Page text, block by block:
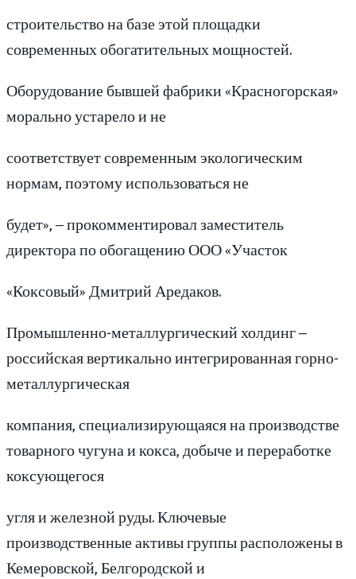
строительство на базе этой площадки
современных обогатительных мощностей.
Оборудование бывшей фабрики «Красногорская»
морально устарело и не
соответствует современным экологическим
нормам, поэтому использоваться не
будет», – прокомментировал заместитель
директора по обогащению ООО «Участок
«Коксовый» Дмитрий Аредаков.
Промышленно-металлургический холдинг –
российская вертикально интегрированная горно-
металлургическая
компания, специализирующаяся на производстве
товарного чугуна и кокса, добыче и переработке
коксующегося
угля и железной руды. Ключевые
производственные активы группы расположены в
Кемеровской, Белгородской и